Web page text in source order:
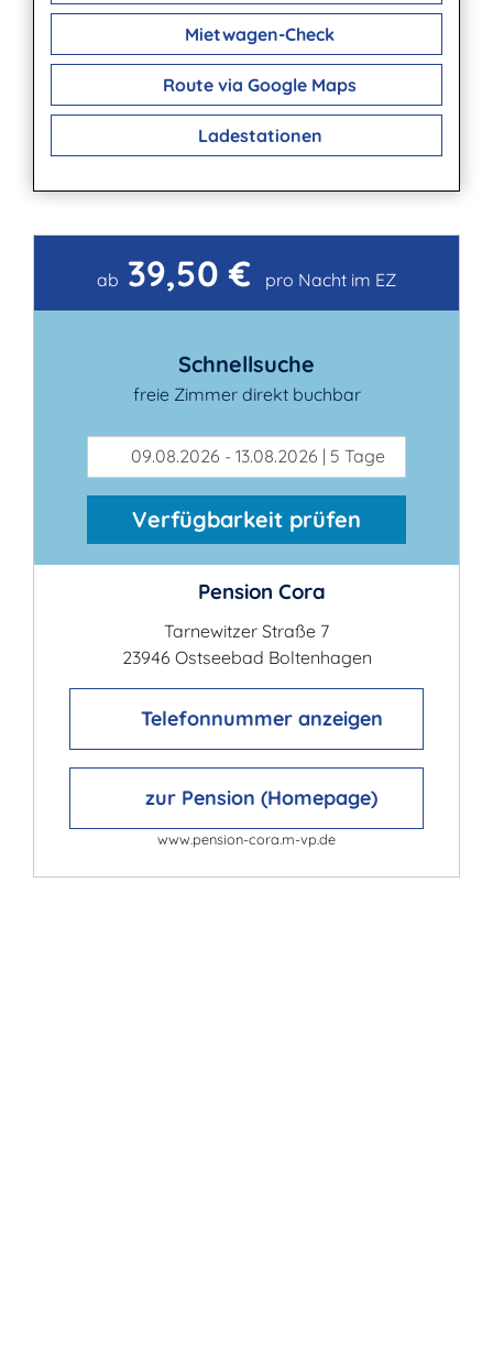
Mietwagen-Check
Route via Google Maps
Ladestationen
Kontakt
ab 39,50 € pro Nacht im EZ
Schnellsuche
freie Zimmer direkt buchbar
09.08.2026 - 13.08.2026 | 5 Tage
Verfügbarkeit prüfen
Pension Cora
Tarnewitzer Straße 7
23946 Ostseebad Boltenhagen
Telefonnummer anzeigen
zur Pension (Homepage)
www.pension-cora.m-vp.de